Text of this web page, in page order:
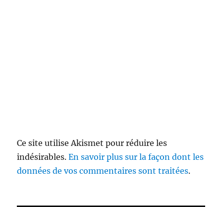
Ce site utilise Akismet pour réduire les
indésirables.En savoir plus sur la façon dont les
données de vos commentaires sont traitées.